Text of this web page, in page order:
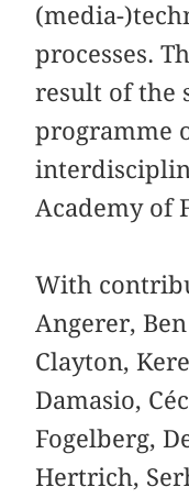
(media-
processes.
result of the
programme
Academy of
With
Angerer,
Clayton,
Damasio,
Fogelberg,
Hertrich,